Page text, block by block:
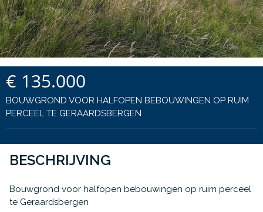
€ 135.000
BOUWGROND VOOR HALFOPEN BEBOUWINGEN OP RUIM
PERCEEL TE GERAARDSBERGEN
BESCHRIJVING
Bouwgrond voor halfopen bebouwingen op ruim perceel
te Geraardsbergen